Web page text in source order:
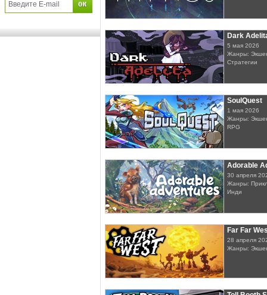
Dark
5 мая 2026
Жанры:
Стратегии
SoulQuest
1 мая 2026
Жанры:
RPG
Adorable
30 апреля
Жанры:
Инди
Far Far
28 апреля
Жанры: